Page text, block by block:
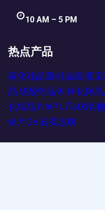
10 AM – 5 PM
热点产品
碳化硅晶圆 硅晶圆 蓝
晶 铌酸锂晶体 砷化镓
化铟晶片InP LiTaO3钽
锗片Ge 石英玻璃